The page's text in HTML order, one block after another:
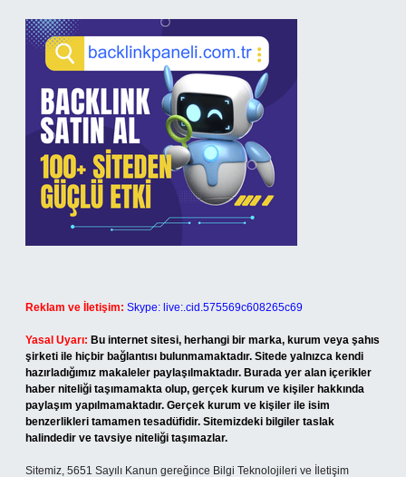
Reklam ve İletişim: Skype: live:.cid.575569c608265c69
Yasal Uyarı: Bu internet sitesi, herhangi bir marka, kurum veya şahıs
şirketi ile hiçbir bağlantısı bulunmamaktadır. Sitede yalnızca kendi
hazırladığımız makaleler paylaşılmaktadır. Burada yer alan içerikler
haber niteliği taşımamakta olup, gerçek kurum ve kişiler hakkında
paylaşım yapılmamaktadır. Gerçek kurum ve kişiler ile isim
benzerlikleri tamamen tesadüfidir. Sitemizdeki bilgiler taslak
halindedir ve tavsiye niteliği taşımazlar.
Sitemiz, 5651 Sayılı Kanun gereğince Bilgi Teknolojileri ve İletişim